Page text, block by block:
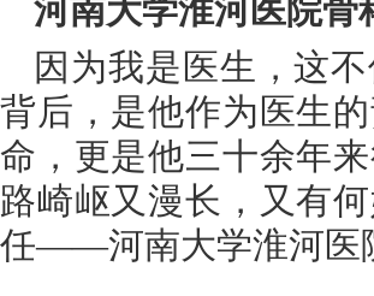
河南大学淮河医院骨
因为我是医生，这
背后，是他作为医生
命，更是他三十余年
路崎岖又漫长，又有
任——河南大学淮河医